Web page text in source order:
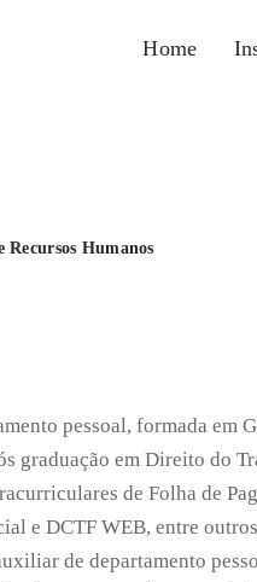
Home
Recursos Humanos
pessoal, formada em
graduação em Direito do
de Folha de
e DCTF WEB, entre
de departamento